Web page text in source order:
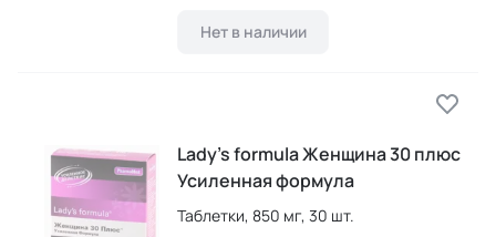
Нет в наличии
Lady’s formula Женщина 30 плюс
Усиленная формула
Таблетки, 850 мг, 30 шт.